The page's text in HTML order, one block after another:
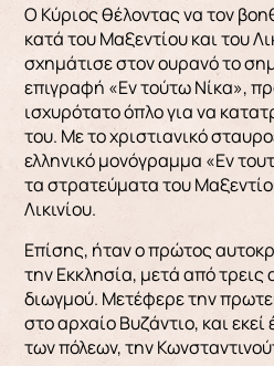
Ο Κύριος θέλοντας να τον
κατά του Μαξεντίου και του
σχημάτισε στον ουρανό το
επιγραφή «Εν τούτω Νίκα»,
ισχυρότατο όπλο για να
του. Με το χριστιανικό
ελληνικό μονόγραμμα «Εν
τα στρατεύματα του
Λικινίου.
Επίσης, ήταν ο πρώτος
την Εκκλησία, μετά από τρεις
διωγμού. Μετέφερε την
στο αρχαίο Βυζάντιο, και εκεί
των πόλεων, την